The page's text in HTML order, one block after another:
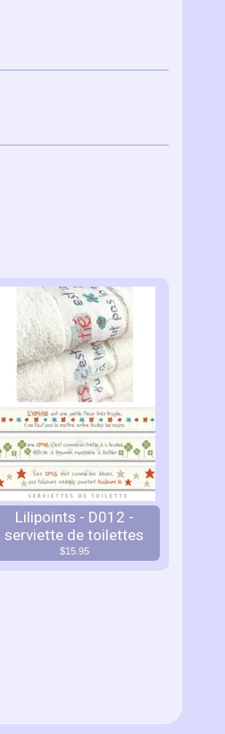
Lilipoints - D012 -
serviette de toilettes
$15.95